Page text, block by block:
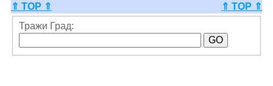
⇑ TOP ⇑
⇑ TOP ⇑
Тражи Град: